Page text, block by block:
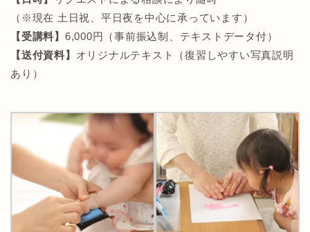
（※現在 土日祝、平日夜を中心に承っています）
【受講料】 6,000円（事前振込制、テキストデータ付）
【送付資料】 オリジナルテキスト（復習しやすい写真説明
あり）